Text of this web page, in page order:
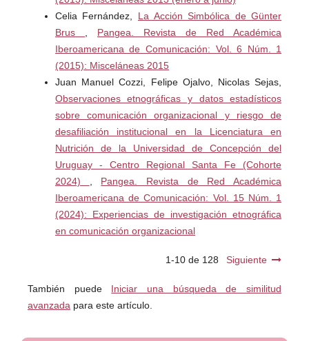
Investigação Social e Enquete Operária (pp.169-189),
Editora Polis.
Londoño Palacio, O. L. (2012). La etnografía desde las
narrativas digitales. Itinerario Educativo, 26 (59), 143-166.
https://doi.org/10.21500/01212753.1465
Malinowski, B. (1972). Introducción. En: Los argonautas
del Pacífico Occidental. Un estudio sobre comercio y
aventura entre los indígenas de los archipiélagos de la
Nueva Guinea Melanésica. Planeta-Agostini.
Matta, J. (2019). Cultura y problema antropológico.
Apuntes introductorios a la Antropología Social como
dispositivo de conocimiento social. En Adad, L. et al.,
Apuntes sobre el trabajo etnográfico (pp. 29-50).
Nacional del Centro de la Provincia de Buenos Aires.
Etnografía: una posibilidad metodológica para la
Celia Fernández, La Acción Simbólica de Günter
Brus
Pangea. Revista de Red Académica
Iberoamericana de Comunicación: Vol. 6 Núm. 1
(2015): Misceláneas 2015
Juan Manuel Cozzi, Felipe Ojalvo, Nicolas Sejas,
Observaciones etnográficas y datos estadísticos
sobre comunicación organizacional y riesgo de
desafiliación institucional en la Licenciatura en
Nutrición de la Universidad de Concepción del
Uruguay - Centro Regional Santa Fe (Cohorte
2024)
Pangea. Revista de Red Académica
Iberoamericana de Comunicación: Vol. 15 Núm. 1
(2024): Experiencias de investigación etnográfica
en comunicación organizacional
1-10 de 128 Siguiente
También puede Iniciar una búsqueda de similitud
avanzada para este artículo.